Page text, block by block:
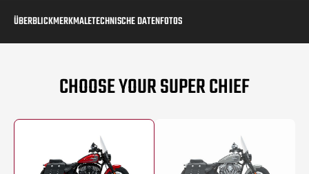
ÜBERBLICKMERKMALETECHNISCHE DATENFOTOS
CHOOSE YOUR SUPER CHIEF